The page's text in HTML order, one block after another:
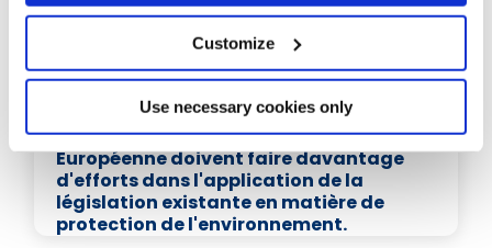
Customize
Use necessary cookies only
novembre 5,2017
Les États membres de l'Union
Européenne doivent faire davantage
d'efforts dans l'application de la
législation existante en matière de
protection de l'environnement.